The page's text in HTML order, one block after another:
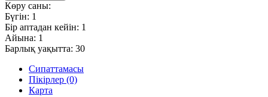
Көру саны:
Бүгін: 1
Бір аптадан кейін: 1
Айына: 1
Барлық уақытта: 30
Сипаттамасы
Пікірлер (0)
Карта